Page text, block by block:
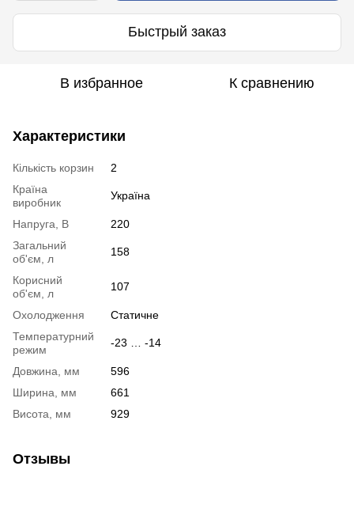
Быстрый заказ
В избранное К сравнению
Характеристики
Кількість корзин
2
Країна
виробник
Україна
Напруга, В
220
Загальний
об'єм, л
158
Корисний
об'єм, л
107
Охолодження
Статичне
Температурний
режим
-23 … -14
Довжина, мм
596
Ширина, мм
661
Висота, мм
929
Отзывы